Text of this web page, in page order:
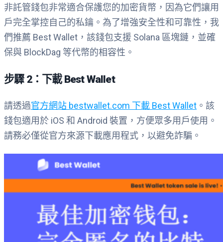
非託管錢包非常適合保護您的加密貨幣，因為它們讓用
戶完全掌控自己的私鑰。為了增強安全性和可靠性，我
們推薦 Best Wallet，該錢包支援 Solana 區塊鏈，並確
保與 BlockDag 等代幣的相容性。
步驟 2：下載 Best Wallet
請透過官方網站 bestwallet.com 下載 Best Wallet 。該
錢包適用於 iOS 和 Android 裝置，方便眾多用戶使用。
請務必僅從官方來源下載應用程式，以避免詐騙。